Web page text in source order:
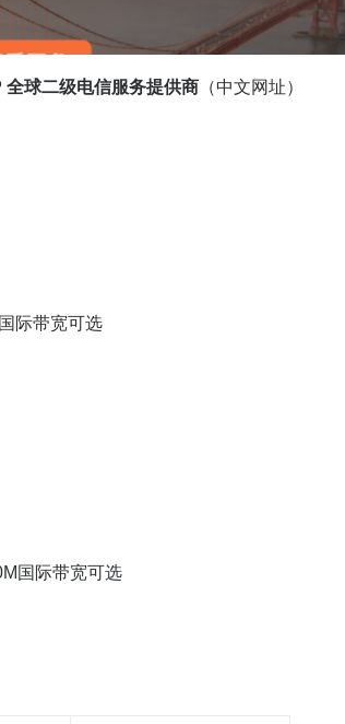
球二级电信服务提供商 （中文网址）
际带宽可选
国际带宽可选